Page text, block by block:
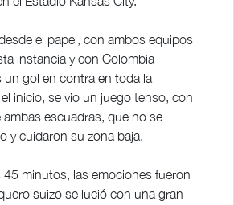
el papel, con ambos equipos
instancia y con Colombia
un gol en contra en toda la
inicio, se vio un juego tenso, con
escuadras, que no se
y cuidaron su zona baja.
minutos, las emociones fueron
suizo se lució con una gran